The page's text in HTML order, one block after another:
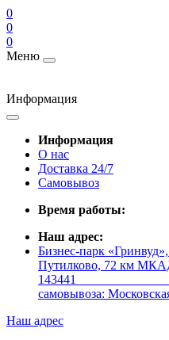
0
0
0
Меню
Информация
Информация
О нас
Доставка 24/7
Самовывоз
Время работы:
Наш адрес:
Бизнес-парк
Путилково, 72 км
143441
самовывоза:
Наш адрес